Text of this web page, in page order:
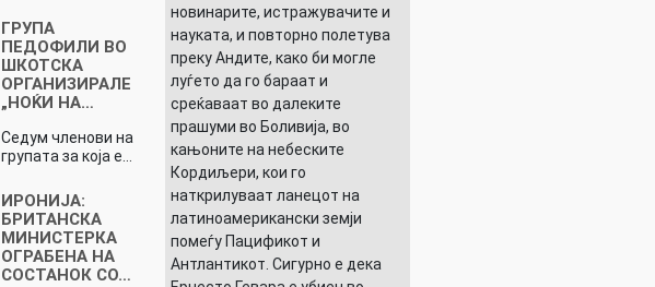
ГРУПА
ПЕДОФИЛИ ВО
ШКОТСКА
ОРГАНИЗИРАЛЕ
„НОЌИ НА…
Седум членови на
групата за која е…
ИРОНИЈА:
БРИТАНСКА
МИНИСТЕРКА
ОГРАБЕНА НА
СОСТАНОК СО…
новинарите, истражувачите и
науката, и повторно полетува
преку Андите, како би могле
луѓето да го бараат и
среќаваат во далеките
прашуми во Боливија, во
кањоните на небеските
Кордиљери, кои го
наткрилуваат ланецот на
латиноамерикански земји
помеѓу Пацификот и
Антлантикот. Сигурно е дека